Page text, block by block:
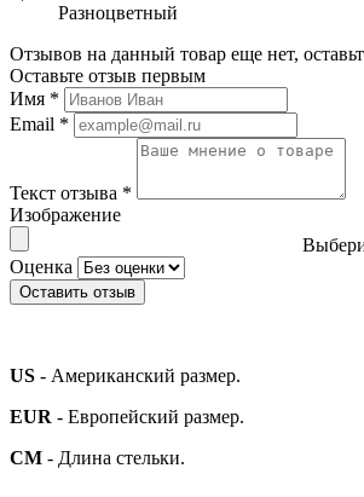
Разноцветный
Отзывов на данный товар еще нет,
Оставьте отзыв первым
Имя *
Email *
Текст отзыва *
Изображение
Оценка
Оставить отзыв
US - Американский размер.
EUR - Европейский размер.
СМ - Длина стельки.